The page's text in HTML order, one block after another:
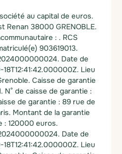
au capital de euros.
Renan 38000 GRENOBLE.
: . RCS
903619013.
Date de
Lieu
Caisse de garantie
N° de caisse de garantie :
de garantie : 89 rue de
Montant de la garantie
: 120000 euros.
Date de
Lieu